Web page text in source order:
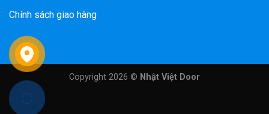
Chính sách giao hàng
Copyright 2026 © Nhật Việt Door